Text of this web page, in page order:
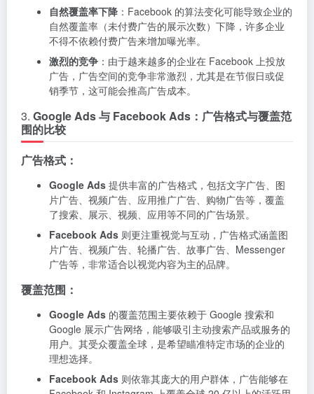
自然覆盖率下降 ：Facebook 的算法变化可能导致企业的
自然覆盖率（未付费广告的展示次数）下降，许多企业
不得不依赖付费广告来增加曝光率。
激烈的竞争 ：由于越来越多的企业在 Facebook 上投放
广告，广告空间的竞争非常激烈，尤其是在节假日或促
销季节，这可能会推高广告成本。
3. Google Ads 与 Facebook Ads：广告格式与覆盖范
围的比较
广告格式：
Google Ads 提供丰富的广告格式，包括文字广告、图
片广告、视频广告、应用推广广告、购物广告等，覆盖
了搜索、展示、视频、应用等不同的广告场景。
Facebook Ads 则更注重视觉与互动，广告格式涵盖图
片广告、视频广告、轮播广告、故事广告、Messenger
广告等，非常适合以视觉内容为主的品牌。
覆盖范围：
Google Ads 的覆盖范围主要依赖于 Google 搜索和
Google 展示广告网络，能够吸引主动搜索产品或服务的
用户。其受众覆盖全球，是希望瞄准特定市场的企业的
理想选择。
Facebook Ads 则依靠其庞大的用户群体，广告能够在